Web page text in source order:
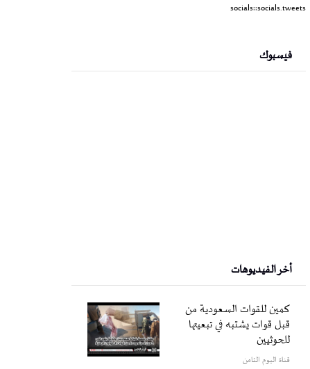
socials::socials.tweets
فيسبوك
أخر الفيديوهات
كمين للقوات السعودية من
قبل قوات يشتبه في تبعيتها
للحوثيين
قناة اليوم الثامن